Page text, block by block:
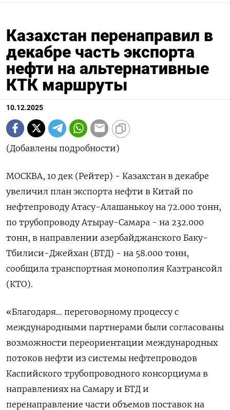
Казахстан перенаправил в
декабре часть экспорта
нефти на альтернативные
КТК маршруты
10.12.2025
(Добавлены подробности)
МОСКВА, 10 дек (Рейтер) - Казахстан в декабре
увеличил план экспорта нефти в Китай по
нефтепроводу Атасу-Алашанькоу на 72.000 тонн,
по трубопроводу Атырау-Самара - на 232.000
тонн, в направлении азербайджанского Баку-
Тбилиси-Джейхан (БТД) - на 58.000 тонн,
сообщила транспортная монополия Казтрансойл
(КТО).
«Благодаря... переговорному процессу с
международными партнерами были согласованы
возможности переориентации международных
потоков нефти из системы нефтепроводов
Каспийского трубопроводного консорциума в
направлениях на Самару и БТД и
перенаправление части объемов поставок на